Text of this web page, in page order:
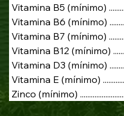
Vitamina B5 (mínimo)
Vitamina B6 (mínimo)
Vitamina B7 (mínimo)
Vitamina B12 (mínimo)
Vitamina D3 (mínimo)
Vitamina E (mínimo)
Zinco (mínimo)